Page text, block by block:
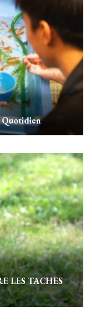
Quotidien
LES TACHES